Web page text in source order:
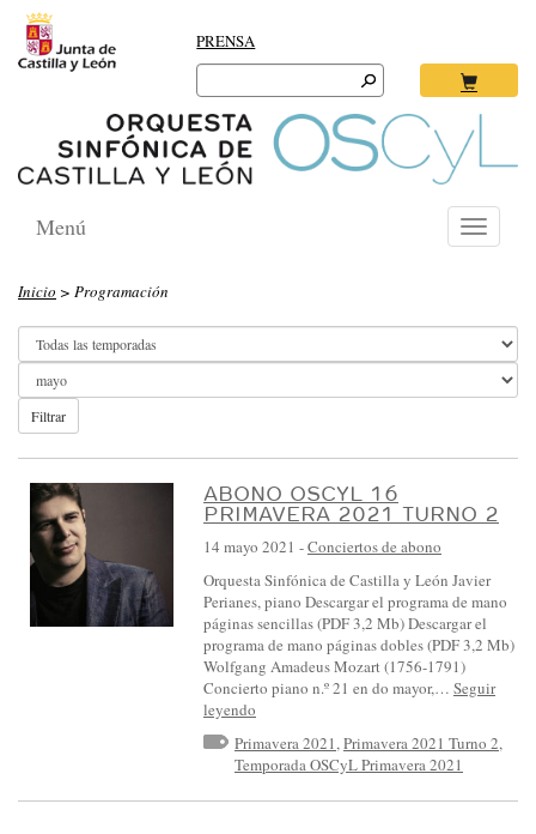
PRENSA
Search
for:
Toggle
Menú
O
R
Q
U
E
S
T
A
S
N
A
Inicio > Programación
Filtrar
ABONO OSCYL 16
PRIMAVERA 2021 TURNO 2
14 mayo 2021 -Conciertos de abono
Orquesta Sinfónica de Castilla y León Javier
Perianes, piano Descargar el programa de mano
páginas sencillas (PDF 3,2 Mb) Descargar el
programa de mano páginas dobles (PDF 3,2 Mb)
Wolfgang Amadeus Mozart (1756-1791)
Concierto piano n.º 21 en do mayor,… Seguir
leyendo
Primavera 2021,Primavera 2021 Turno 2,
Temporada OSCyL Primavera 2021